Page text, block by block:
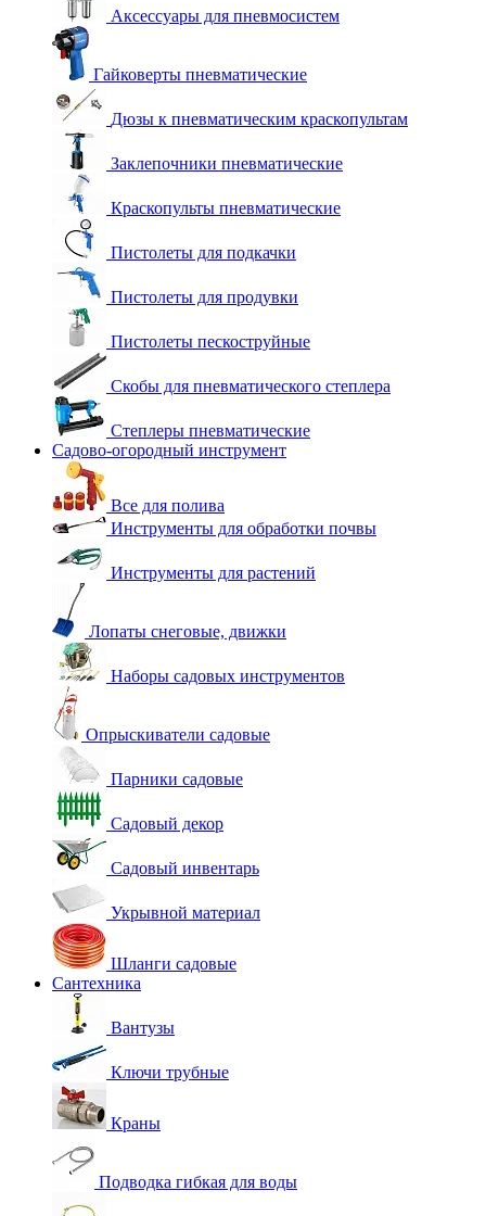
Аксессуары для пневмосистем
Гайковерты пневматические
Дюзы к пневматическим краскопультам
Заклепочники пневматические
Краскопульты пневматические
Пистолеты для подкачки
Пистолеты для продувки
Пистолеты пескоструйные
Скобы для пневматического степлера
Степлеры пневматические
Садово-огородный инструмент
Все для полива
Инструменты для обработки почвы
Инструменты для растений
Лопаты снеговые, движки
Наборы садовых инструментов
Опрыскиватели садовые
Парники садовые
Садовый декор
Садовый инвентарь
Укрывной материал
Шланги садовые
Сантехника
Вантузы
Ключи трубные
Краны
Подводка гибкая для воды